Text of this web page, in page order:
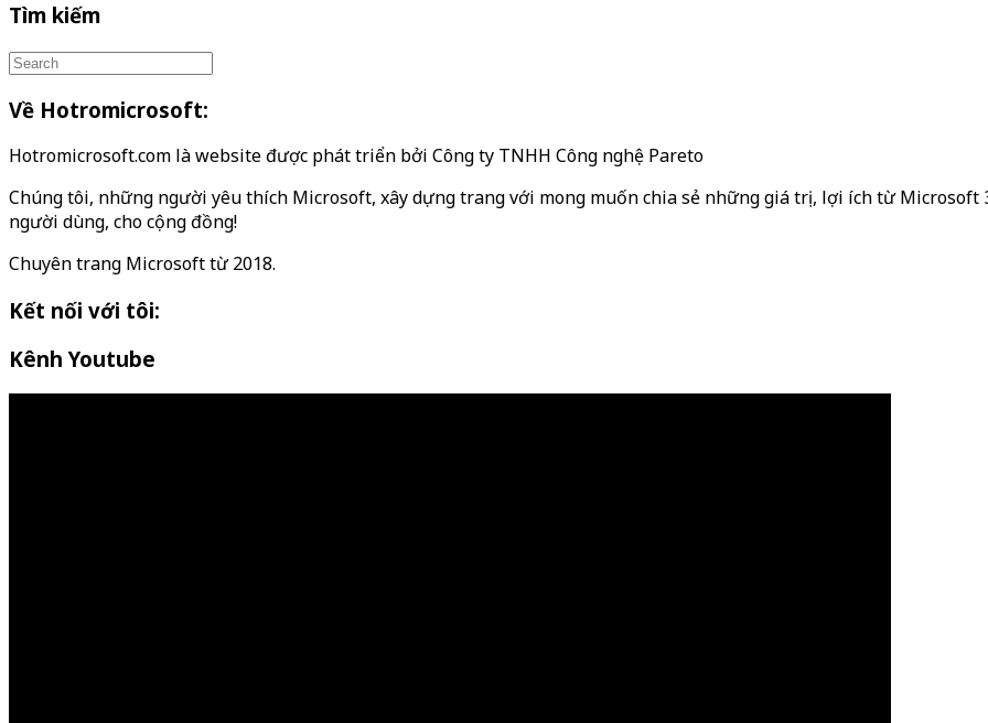
Tìm kiếm
Về Hotromicrosoft:
Hotromicrosoft.com là website được phát triển bởi Công ty TNHH Công nghệ Pareto
Chúng tôi, những người yêu thích Microsoft, xây dựng trang với mong muốn chia sẻ những giá trị, lợi ích từ Microsoft
người dùng, cho cộng đồng!
Chuyên trang Microsoft từ 2018.
Kết nối với tôi:
Kênh Youtube